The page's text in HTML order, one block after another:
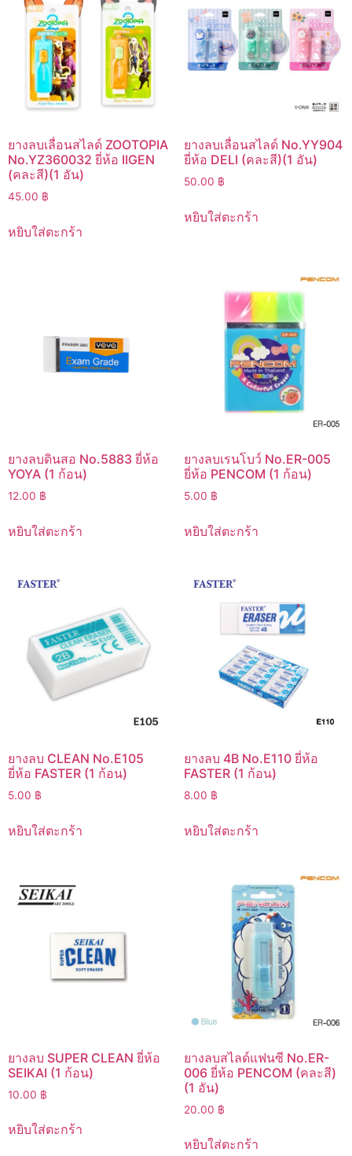
ยางลบเลื่อนสไลด์ ZOOTOPIA
No.YZ360032 ยี่ห้อ IIGEN
(คละสี)(1 อัน)
45.00 ฿
หยิบใส่ตะกร้า
ยางลบเลื่อนสไลด์ No.YY904
ยี่ห้อ DELI (คละสี)(1 อัน)
50.00 ฿
หยิบใส่ตะกร้า
ยางลบดินสอ No.5883 ยี่ห้อ
YOYA (1 ก้อน)
12.00 ฿
หยิบใส่ตะกร้า
ยางลบเรนโบว์ No.ER-005
ยี่ห้อ PENCOM (1 ก้อน)
5.00 ฿
หยิบใส่ตะกร้า
ยางลบ CLEAN No.E105
ยี่ห้อ FASTER (1 ก้อน)
5.00 ฿
หยิบใส่ตะกร้า
ยางลบ 4B No.E110 ยี่ห้อ
FASTER (1 ก้อน)
8.00 ฿
หยิบใส่ตะกร้า
ยางลบ SUPER CLEAN ยี่ห้อ
SEIKAI (1 ก้อน)
10.00 ฿
หยิบใส่ตะกร้า
ยางลบสไลด์แฟนซี No.ER-
006 ยี่ห้อ PENCOM (คละสี)
(1 อัน)
20.00 ฿
หยิบใส่ตะกร้า